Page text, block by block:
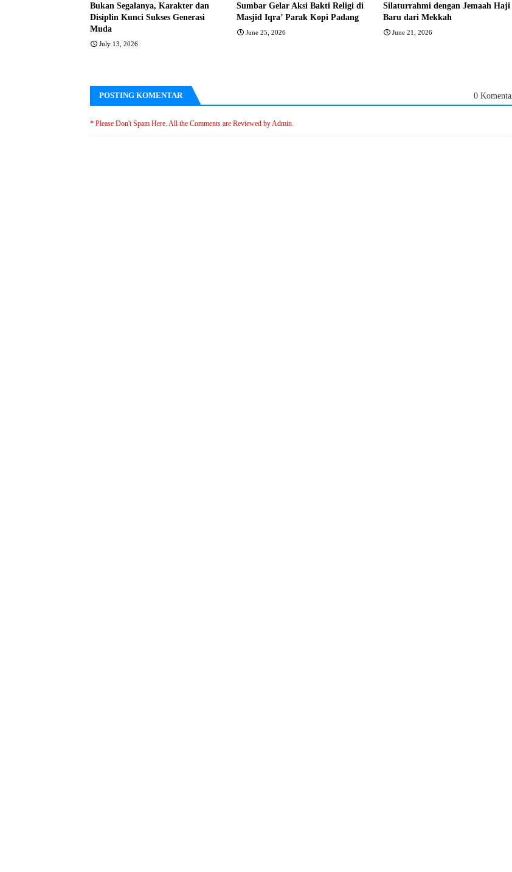
Bukan Segalanya, Karakter dan
Disiplin Kunci Sukses Generasi
Muda
July 13, 2026
Sumbar Gelar Aksi Bakti Religi di
Masjid Iqra’ Parak Kopi Padang
June 25, 2026
Silaturrahmi dengan Jemaah Haji
Baru dari Mekkah
June 21, 2026
POSTING KOMENTAR 0
* Please Don't Spam Here. All the Comments are Reviewed by Admin.